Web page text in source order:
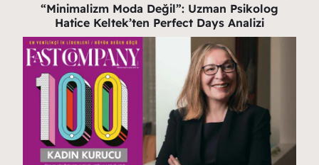
“Minimalizm Moda Değil”: Uzman Psikolog
Hatice Keltek’ten Perfect Days Analizi